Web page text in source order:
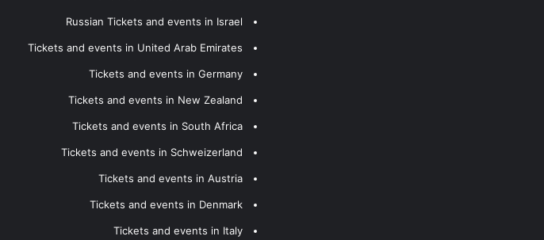
Russian Tickets and events in Israel
Tickets and events in United Arab Emirates
Tickets and events in Germany
Tickets and events in New Zealand
Tickets and events in South Africa
Tickets and events in Schweizerland
Tickets and events in Austria
Tickets and events in Denmark
Tickets and events in Italy